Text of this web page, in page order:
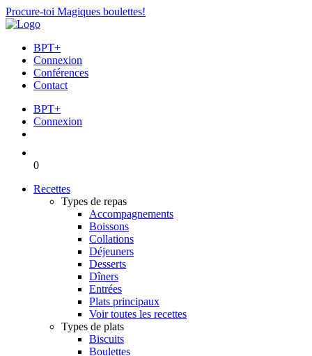
Procure-toi Magiques boulettes!
BPT+
Connexion
Conférences
Contact
BPT+
Connexion
0
Recettes
Types de repas
Accompagnements
Boissons
Collations
Déjeuners
Desserts
Dîners
Entrées
Plats principaux
Voir toutes les recettes
Types de plats
Biscuits
Boulettes